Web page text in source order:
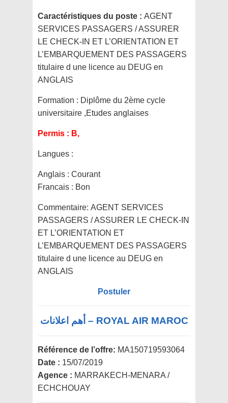
Caractéristiques du poste : AGENT
SERVICES PASSAGERS / ASSURER
LE CHECK-IN ET L’ORIENTATION ET
L’EMBARQUEMENT DES PASSAGERS
titulaire d une licence au DEUG en
ANGLAIS
Formation : Diplôme du 2ème cycle
universitaire ,Etudes anglaises
Permis : B,
Langues :
Anglais : Courant
Francais : Bon
Commentaire: AGENT SERVICES
PASSAGERS / ASSURER LE CHECK-IN
ET L’ORIENTATION ET
L’EMBARQUEMENT DES PASSAGERS
titulaire d une licence au DEUG en
ANGLAIS
Postuler
ROYAL AIR MAROC – أهم اعلانات
Référence de l’offre: MA150719593064
Date : 15/07/2019
Agence : MARRAKECH-MENARA /
ECHCHOUAY